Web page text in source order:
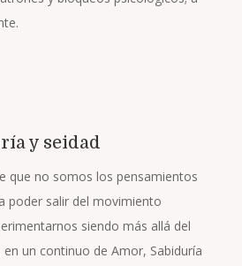
y seidad
que no somos los pensamientos
poder salir del movimiento
siendo más allá del
un continuo de Amor, Sabiduría